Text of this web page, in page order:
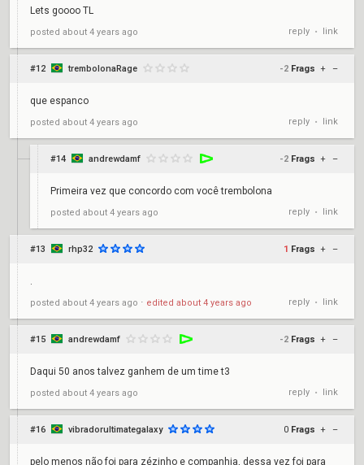
Lets goooo TL
posted about 4 years ago reply • link
#12 trembolonaRage -2 Frags + –
que espanco
posted about 4 years ago reply • link
#14 andrewdamf -2 Frags + –
Primeira vez que concordo com você trembolona
posted about 4 years ago reply • link
#13 rhp32 1 Frags + –
.
posted about 4 years ago ⋅ edited about 4 years ago reply • link
#15 andrewdamf -2 Frags + –
Daqui 50 anos talvez ganhem de um time t3
posted about 4 years ago reply • link
#16 vibradorultimategalaxy 0 Frags + –
pelo menos não foi para zézinho e companhia, dessa vez foi para